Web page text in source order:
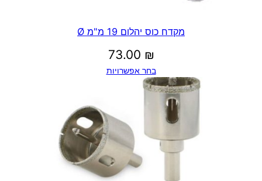
מקדח כוס יהלום 19 מ"מ Ø
73.00 ₪
בחר אפשרויות